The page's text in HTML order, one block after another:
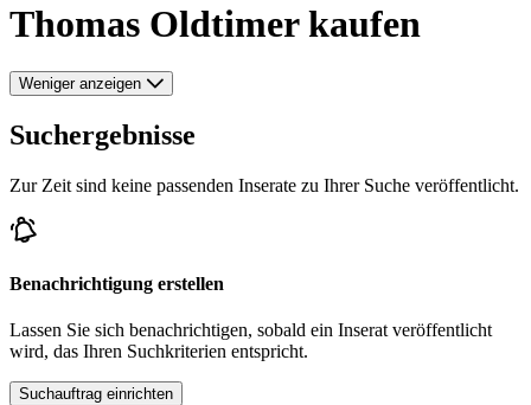
Thomas Oldtimer kaufen
Weniger anzeigen
Suchergebnisse
Zur Zeit sind keine passenden Inserate zu Ihrer Suche veröffentlicht.
Benachrichtigung erstellen
Lassen Sie sich benachrichtigen, sobald ein Inserat veröffentlicht
wird, das Ihren Suchkriterien entspricht.
Suchauftrag einrichten